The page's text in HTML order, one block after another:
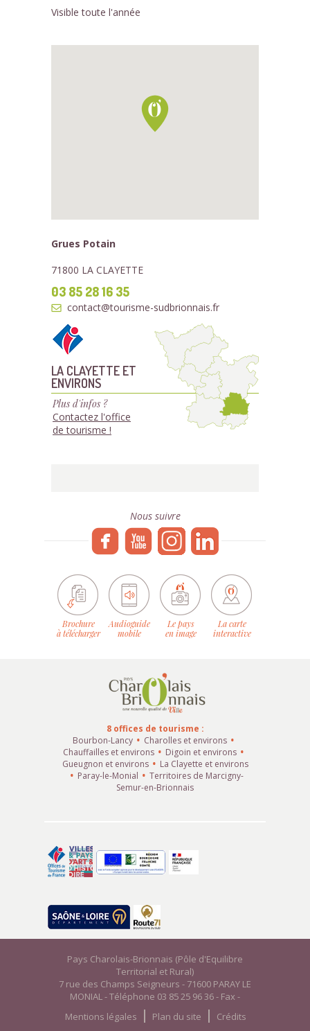
Visible toute l'année
Grues Potain
71800 LA CLAYETTE
03 85 28 16 35
contact@tourisme-sudbrionnais.fr
LA CLAYETTE ET
ENVIRONS
Plus d'infos ?
Contactez l'office
de tourisme !
Nous suivre
Brochure
à télécharger
Audioguide
mobile
Le pays
en image
La carte
interactive
8 offices de tourisme :
Bourbon-Lancy
Charolles et environs
Chauffailles et environs
Digoin et environs
Gueugnon et environs
La Clayette et environs
Paray-le-Monial
Territoires de Marcigny-
Semur-en-Brionnais
Pays Charolais-Brionnais (Pôle d'Equilibre
Territorial et Rural)
7 rue des Champs Seigneurs - 71600 PARAY LE
MONIAL - Téléphone 03 85 25 96 36 - Fax -
Mentions légales
Plan du site Crédits